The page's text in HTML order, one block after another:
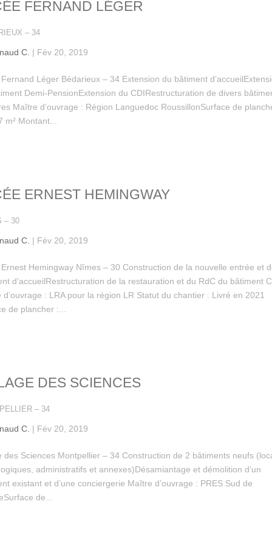
FERNAND LÉGER
– 34
C. | Fév 20, 2019
Léger Bédarieux – 34 Extension du bâtiment
Demi-PensionExtension du CDIRestructuration de divers
Maître d’ouvrage : Région Languedoc RoussillonSurface de
m² Montant...
ERNEST HEMINGWAY
– 30
C. | Fév 20, 2019
Ernest Hemingway Nîmes – 30 Construction de la nouvelle entrée et
d’accueilRestructuration de la restauration et du RdC du bâtiment C
d’ouvrage : LRA pour la région LR Statut du chantier : Livré en 2021
de plancher :...
DES SCIENCES
– 34
C. | Fév 20, 2019
des Sciences Montpellier – 34 Construction de 2 bâtiments neufs
administratifs et annexes)Désamiantage et démolition d’un
existant et d’une conciergerie Maître d’ouvrage : PRES Sud de
de...